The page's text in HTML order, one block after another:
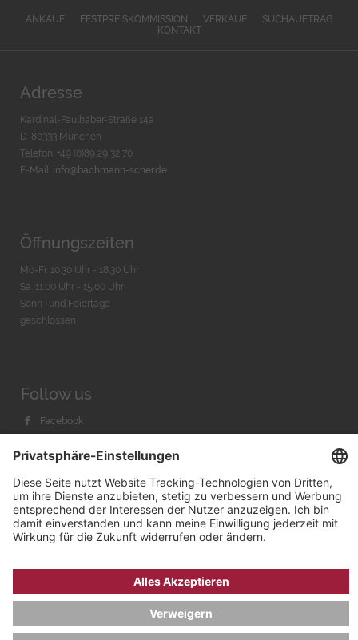
ANKAUF FESTPREISKOMMISSION VERKAUF
SUCHAUFTRAG
KONTAKT
Adresse
Kardinal-Faulhaber-Straße 14a
D-80333 München
Telefon: +49 (0)89 29 32 70
E-Mail: info@bachmann-scher.de
Öffnungszeiten
Mo-Fr. 10:30 Uhr - 18:30 Uhr
Sa. 11:00 Uhr - 15.00 Uhr
Sonn- und Feiertage
geschlossen
Follow us
Facebook
Youtube
IMPRESSUM
AGB & WIDERRUF
COOKIE-EINSTELLUNGEN